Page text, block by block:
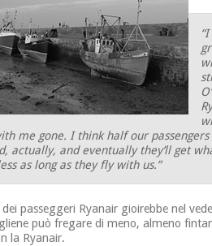
me gone. I think half our
actually, and eventually they’ll get
as long as they fly with us.”
passeggeri Ryanair gioirebbe nel
può fregare di meno, almeno
la Ryanair.